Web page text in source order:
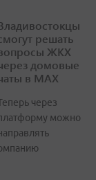
решать
ЖКХ
домовые
в МАХ
через
можно